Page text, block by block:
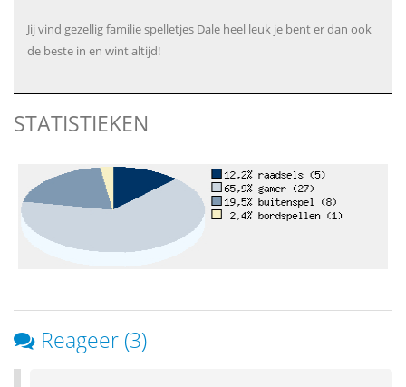
Jij vind gezellig familie spelletjes Dale heel leuk je bent er dan ook
de beste in en wint altijd!
STATISTIEKEN
Reageer (3)